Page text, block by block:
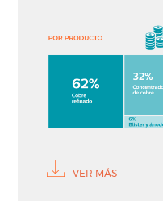
VER MÁS